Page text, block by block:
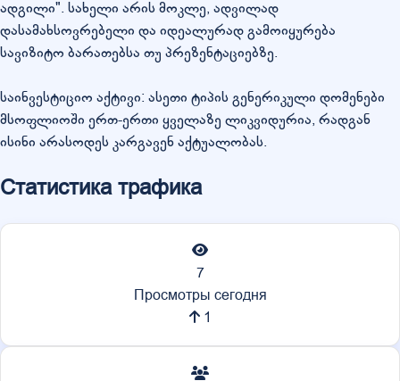
ადგილი". სახელი არის მოკლე, ადვილად
დასამახსოვრებელი და იდეალურად გამოიყურება
სავიზიტო ბარათებსა თუ პრეზენტაციებზე.
საინვესტიციო აქტივი: ასეთი ტიპის გენერიკული დომენები
მსოფლიოში ერთ-ერთი ყველაზე ლიკვიდურია, რადგან
ისინი არასოდეს კარგავენ აქტუალობას.
Статистика трафика
7
Просмотры сегодня
1